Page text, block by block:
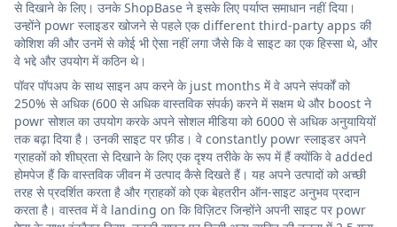
से दिखाने के लिए। उनके ShopBase ने इसके लिए पर्याप्त समाधान नहीं दिया।
उन्होंने powr स्लाइडर खोजने से पहले एक different third-party apps की
कोशिश की और उनमें से कोई भी ऐसा नहीं लगा जैसे कि वे साइट का एक हिस्सा थे, और
वे भद्दे और उपयोग में कठिन थे।
पॉवर पॉपअप के साथ साइन अप करने के just months में वे अपने संपर्कों को
250% से अधिक (600 से अधिक वास्तविक संपर्क) करने में सक्षम थे और boost ने
powr सोशल का उपयोग करके अपने सोशल मीडिया को 6000 से अधिक अनुयायियों
तक बढ़ा दिया है। उनकी साइट पर फ़ीड। वे constantly powr स्लाइडर अपने
ग्राहकों को शीघ्रता से दिखाने के लिए एक दृश्य तरीके के रूप में हैं क्योंकि वे added
होमपेज हैं कि वास्तविक जीवन में उत्पाद कैसे दिखते हैं। यह अपने उत्पादों को अच्छी
तरह से प्रदर्शित करता है और ग्राहकों को एक बेहतरीन ऑन-साइट अनुभव प्रदान
करता है। वास्तव में वे landing on कि विज़िटर जिन्होंने अपनी साइट पर powr